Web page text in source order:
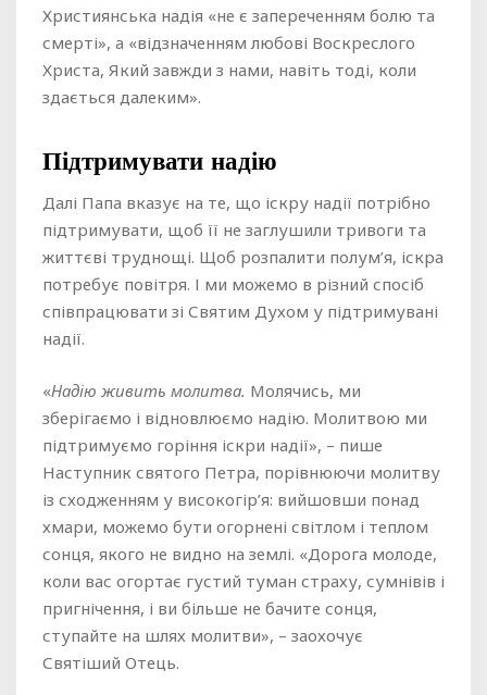
Християнська надія «не є запереченням болю та
смерті», а «відзначенням любові Воскреслого
Христа, Який завжди з нами, навіть тоді, коли
здається далеким».
Підтримувати надію
Далі Папа вказує на те, що іскру надії потрібно
підтримувати, щоб її не заглушили тривоги та
життєві труднощі. Щоб розпалити полум’я, іскра
потребує повітря. І ми можемо в різний спосіб
співпрацювати зі Святим Духом у підтримувані
надії.
«Надію живить молитва. Молячись, ми
зберігаємо і відновлюємо надію. Молитвою ми
підтримуємо горіння іскри надії», – пише
Наступник святого Петра, порівнюючи молитву
із сходженням у високогір’я: вийшовши понад
хмари, можемо бути огорнені світлом і теплом
сонця, якого не видно на землі. «Дорога молоде,
коли вас огортає густий туман страху, сумнівів і
пригнічення, і ви більше не бачите сонця,
ступайте на шлях молитви», – заохочує
Святіший Отець.